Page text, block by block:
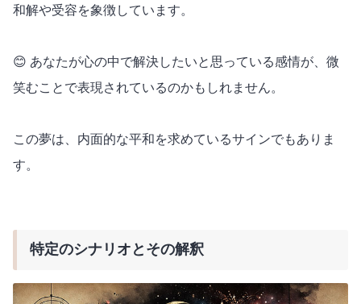
和解や受容を象徴しています。
😊 あなたが心の中で解決したいと思っている感情が、微
笑むことで表現されているのかもしれません。
この夢は、内面的な平和を求めているサインでもありま
す。
特定のシナリオとその解釈